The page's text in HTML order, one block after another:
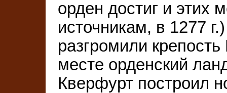
орден достиг и этих
источникам, в 1277
разгромили
месте орденский
Кверфурт построил